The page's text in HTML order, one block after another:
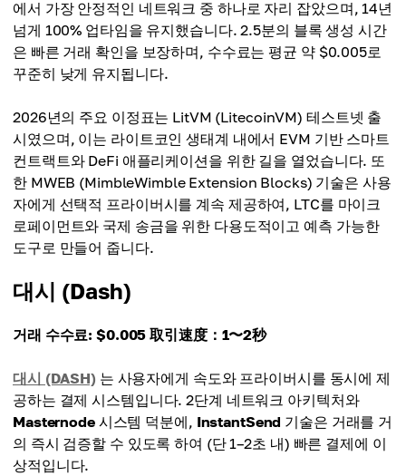
에서 가장 안정적인 네트워크 중 하나로 자리 잡았으며, 14년
넘게 100% 업타임을 유지했습니다. 2.5분의 블록 생성 시간
은 빠른 거래 확인을 보장하며, 수수료는 평균 약 $0.005로
꾸준히 낮게 유지됩니다.
2026년의 주요 이정표는 LitVM (LitecoinVM) 테스트넷 출
시였으며, 이는 라이트코인 생태계 내에서 EVM 기반 스마트
컨트랙트와 DeFi 애플리케이션을 위한 길을 열었습니다. 또
한 MWEB (MimbleWimble Extension Blocks) 기술은 사용
자에게 선택적 프라이버시를 계속 제공하여, LTC를 마이크
로페이먼트와 국제 송금을 위한 다용도적이고 예측 가능한
도구로 만들어 줍니다.
대시 (Dash)
거래 수수료: $0.005 取引速度：1〜2秒
대시 (DASH) 는 사용자에게 속도와 프라이버시를 동시에 제
공하는 결제 시스템입니다. 2단계 네트워크 아키텍처와
Masternode시스템 덕분에, InstantSend 기술은 거래를 거
의 즉시 검증할 수 있도록 하여 (단 1–2초 내) 빠른 결제에 이
상적입니다.